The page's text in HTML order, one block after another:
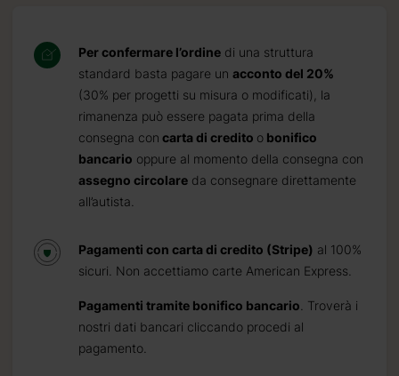
Per confermare l’ordine di una struttura
standard basta pagare un acconto del 20%
(30% per progetti su misura o modificati), la
rimanenza può essere pagata prima della
consegna con carta di credito o bonifico
bancario oppure al momento della consegna con
assegno circolare da consegnare direttamente
all’autista.
Pagamenti con carta di credito (Stripe) al 100%
sicuri. Non accettiamo carte American Express.
Pagamenti tramite bonifico bancario . Troverà i
nostri dati bancari cliccando procedi al
pagamento.